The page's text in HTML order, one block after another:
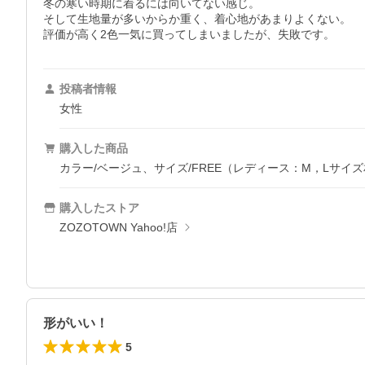
冬の寒い時期に着るには向いてない感じ。
そして生地量が多いからか重く、着心地があまりよくない。
評価が高く2色一気に買ってしまいましたが、失敗です。
投稿者情報
女性
購入した商品
カラー/ベージュ、サイズ/FREE（レディース：M，Lサイ
購入したストア
ZOZOTOWN Yahoo!店
形がいい！
5